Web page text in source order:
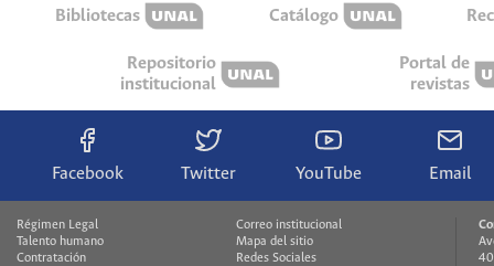
Bibliotecas Catálogo
Repositorio
institucional
Portal de
revistas
Facebook Twitter YouTube Email
Régimen Legal
Talento humano
Contratación
Correo institucional
Mapa del sitio
Redes Sociales